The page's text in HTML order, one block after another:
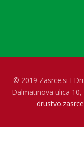
© 2019 Zasrce.si I
Dalmatinova ulica